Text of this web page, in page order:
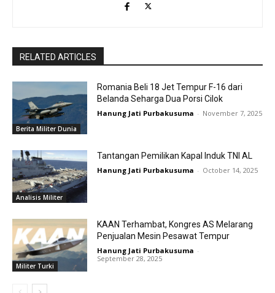
RELATED ARTICLES
Berita Militer Dunia
Romania Beli 18 Jet Tempur F-16 dari
Belanda Seharga Dua Porsi Cilok
Hanung Jati Purbakusuma - November 7, 2025
Analisis Militer
Tantangan Pemilikan Kapal Induk TNI AL
Hanung Jati Purbakusuma - October 14, 2025
Militer Turki
KAAN Terhambat, Kongres AS Melarang
Penjualan Mesin Pesawat Tempur
Hanung Jati Purbakusuma -
September 28, 2025